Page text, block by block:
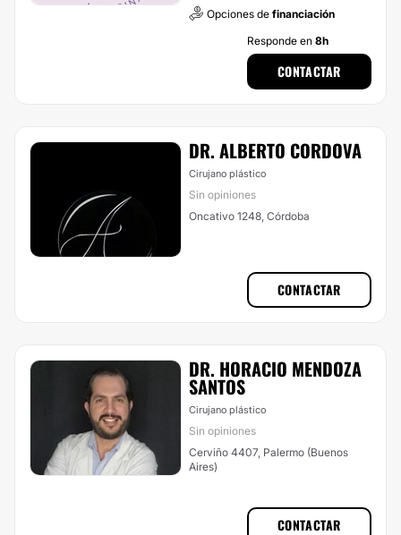
Opciones de financiación
Responde en 8h
CONTACTAR
DR. ALBERTO CORDOVA
Cirujano plástico
Sin opiniones
Oncativo 1248, Córdoba
CONTACTAR
DR. HORACIO MENDOZA
SANTOS
Cirujano plástico
Sin opiniones
Cerviño 4407, Palermo (Buenos
Aires)
CONTACTAR